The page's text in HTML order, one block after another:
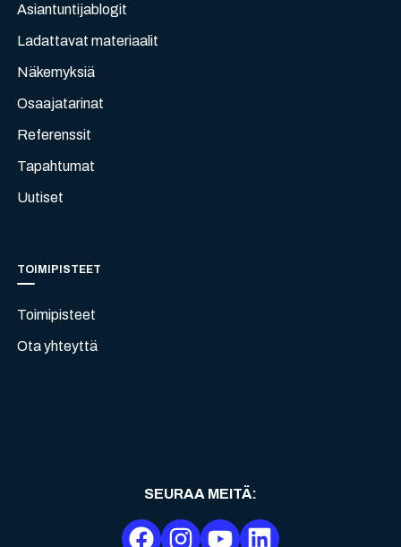
Asiantuntijablogit
Ladattavat materiaalit
Näkemyksiä
Osaajatarinat
Referenssit
Tapahtumat
Uutiset
TOIMIPISTEET
Toimipisteet
Ota yhteyttä
SEURAA MEITÄ: